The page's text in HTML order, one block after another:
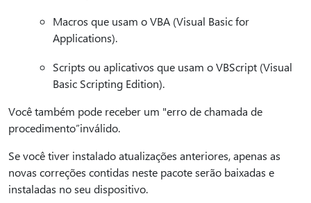
Macros que usam o VBA (Visual Basic for
Applications).
Scripts ou aplicativos que usam o VBScript (Visual
Basic Scripting Edition).
Você também pode receber um "erro de chamada de
procedimento”inválido.
Se você tiver instalado atualizações anteriores, apenas as
novas correções contidas neste pacote serão baixadas e
instaladas no seu dispositivo.